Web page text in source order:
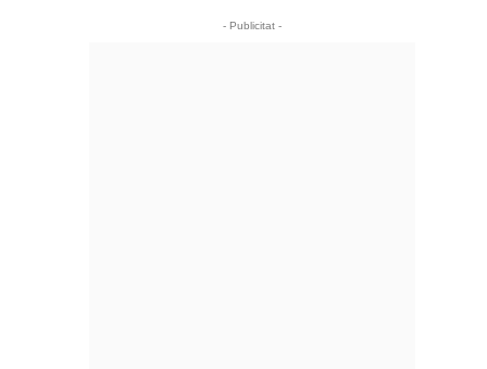
- Publicitat -